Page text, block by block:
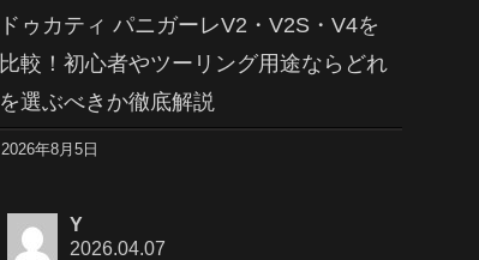
ドゥカティ パニガーレV2・V2S・V4を
比較！初心者やツーリング用途ならどれ
を選ぶべきか徹底解説
2026年8月5日
Y
2026.04.07